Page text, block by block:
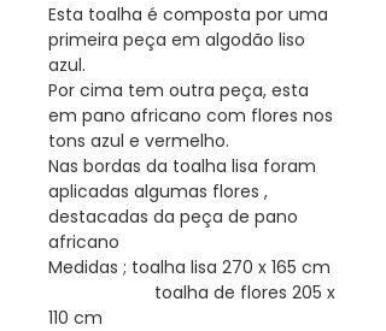
Esta toalha é composta por uma
primeira peça em algodão liso
azul.
Por cima tem outra peça, esta
em pano africano com flores nos
tons azul e vermelho.
Nas bordas da toalha lisa foram
aplicadas algumas flores ,
destacadas da peça de pano
africano
Medidas ; toalha lisa 270 x 165 cm
toalha de flores 205 x
110 cm